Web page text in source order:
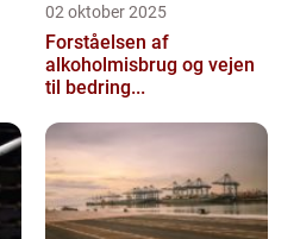
02 oktober 2025
Forståelsen af
alkoholmisbrug og vejen
til bedring...